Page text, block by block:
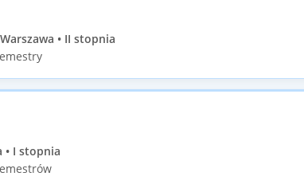
• II stopnia
• I stopnia